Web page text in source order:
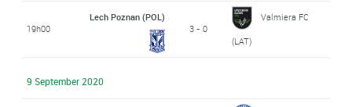
19h00
Lech Poznan (POL)
3 - 0
Valmiera FC
(LAT)
9 September 2020